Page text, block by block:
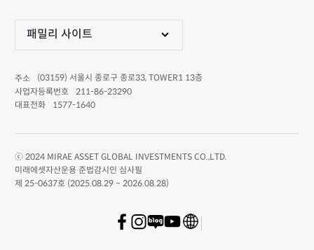
패밀리 사이트
주소
(03159) 서울시 종로구 종로33, TOWER1 13층
사업자등록번호
211-86-23290
대표전화
1577-1640
ⓒ 2024 MIRAE ASSET GLOBAL INVESTMENTS CO.,LTD.
미래에셋자산운용 준법감시인 심사필
제 25-0637호 (2025.08.29 ~ 2026.08.28)